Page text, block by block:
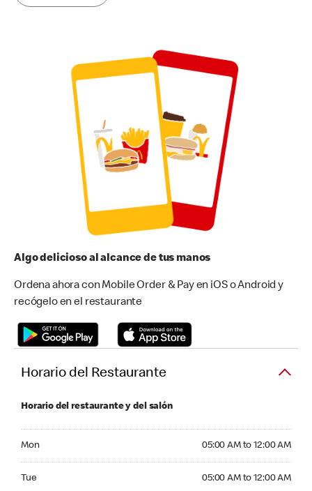
Algo delicioso al alcance de tus manos
Ordena ahora con Mobile Order & Pay en iOS o Android y
recógelo en el restaurante
Horario del Restaurante
Horario del restaurante y del salón
Mon 05:00 AM to 12:00 AM
Tue 05:00 AM to 12:00 AM